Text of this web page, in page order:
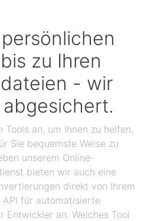
zu Ihren
- wir
an, um Ihnen zu helfen,
Sie bequemste Weise zu
unserem Online-
bieten wir auch eine
direkt von Ihrem
API für automatisierte
Entwickler an. Welches Tool